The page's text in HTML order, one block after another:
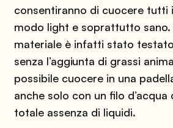
consentiranno di cuocere tutti
modo light e soprattutto sano.
materiale è infatti stato
senza l’aggiunta di grassi
possibile cuocere in una
anche solo con un filo
totale assenza di liquidi.